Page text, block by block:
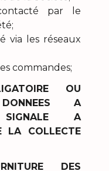
par le
via les réseaux
commandes;
OU
A
SIGNALE A
LA COLLECTE
DES